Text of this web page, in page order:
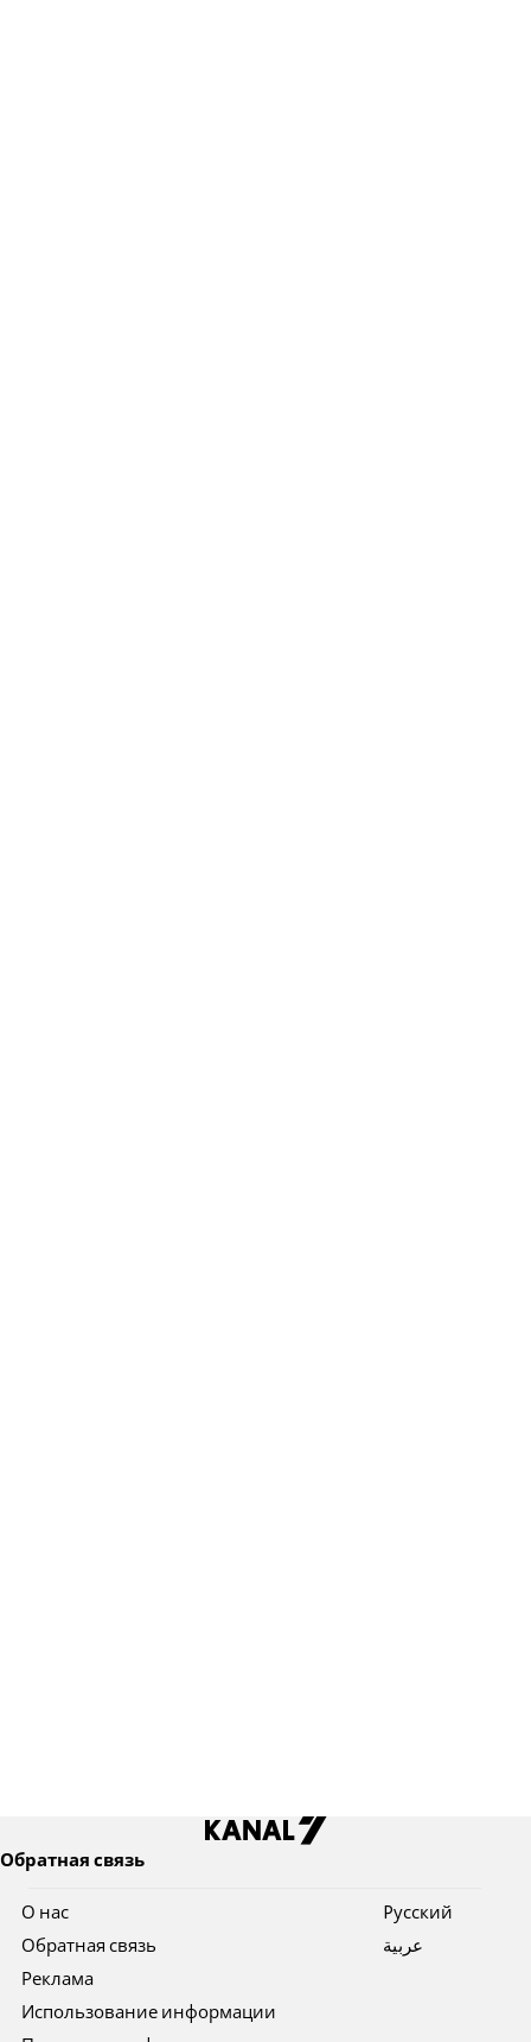
Обратная связь
О нас
Обратная связь
Реклама
Использование информации
Pусский
عربية